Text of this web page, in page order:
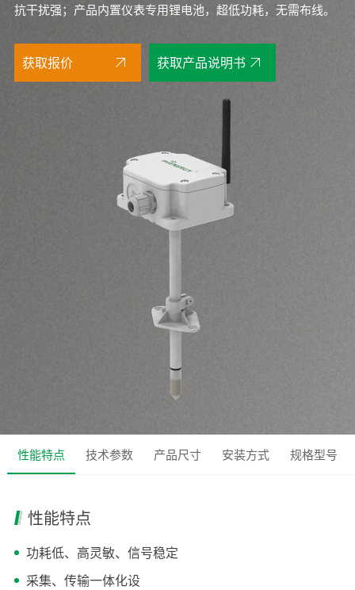
抗干扰强；产品内置仪表专用锂电池，超低功耗，无需布线。
获取报价 获取产品说明书
性能特点 技术参数 产品尺寸 安装方式 规格型号
性能特点
功耗低、高灵敏、信号稳定
采集、传输一体化设